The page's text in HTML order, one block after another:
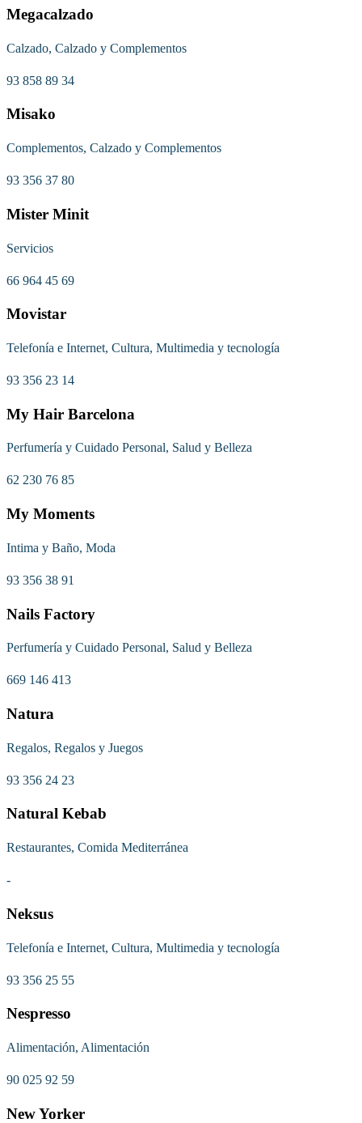
Megacalzado
Calzado, Calzado y Complementos
93 858 89 34
Misako
Complementos, Calzado y Complementos
93 356 37 80
Mister Minit
Servicios
66 964 45 69
Movistar
Telefonía e Internet, Cultura, Multimedia y tecnología
93 356 23 14
My Hair Barcelona
Perfumería y Cuidado Personal, Salud y Belleza
62 230 76 85
My Moments
Intima y Baño, Moda
93 356 38 91
Nails Factory
Perfumería y Cuidado Personal, Salud y Belleza
669 146 413
Natura
Regalos, Regalos y Juegos
93 356 24 23
Natural Kebab
Restaurantes, Comida Mediterránea
-
Neksus
Telefonía e Internet, Cultura, Multimedia y tecnología
93 356 25 55
Nespresso
Alimentación, Alimentación
90 025 92 59
New Yorker